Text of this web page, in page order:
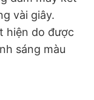
vài giây.
hiện do được
sáng màu